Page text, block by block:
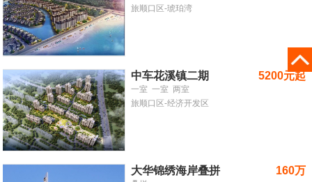
旅顺口区-琥珀湾
中车花溪镇二期 5200元起
一室一室两室
旅顺口区-经济开发区
大华锦绣海岸叠拼 160万